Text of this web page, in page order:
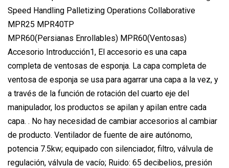
MPR25 MPR40TP
MPR60(Persianas Enrollables) MPR60(Ventosas)
Accesorio Introducción1, El accesorio es una capa
completa de ventosas de esponja. La capa completa de
ventosa de esponja se usa para agarrar una capa a la vez, y
a través de la función de rotación del cuarto eje del
manipulador, los productos se apilan y apilan entre cada
capa. . No hay necesidad de cambiar accesorios al cambiar
de producto. Ventilador de fuente de aire autónomo,
potencia 7.5kw; equipado con silenciador, filtro, válvula de
regulación, válvula de vacío; Ruido: 65 decibelios, presión